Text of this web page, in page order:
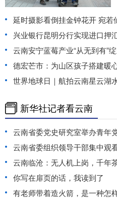
延时摄影看倒挂金钟花开 宛若
兴业银行昆明分行实现进口押
云南安宁蓝莓产业“从无到有”
德宏芒市：为山区孩子搭建暖
世界地球日｜航拍云南星云湖
新华社记者看云南
云南省委党史研究室举办青年
云南省委组织领导干部集中观
云南临沧：无人机上岗，千年
你写在扉页的话，我读到了
有老师带着造火箭，是一种怎